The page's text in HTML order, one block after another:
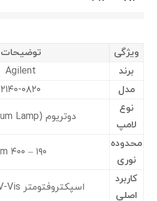
ویژگی
توضیحات
برند
Agilent
مدل
۲۱۴۰-۰۸۲۰
نوع
لامپ
دوتریوم (Deuterium Lamp)
محدوده
نوری
۱۹۰ – ۴۰۰ nm
کاربرد
اصلی
اسپکتروفتومتر UV-Vis و HPLC